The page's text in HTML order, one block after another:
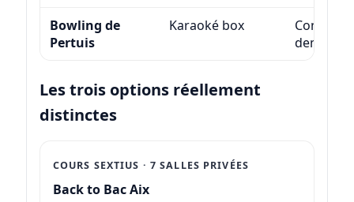
Bowling de
Pertuis
Karaoké box
Les trois options réellement
distinctes
COURS SEXTIUS · 7 SALLES PRIVÉES
Back to Bac Aix